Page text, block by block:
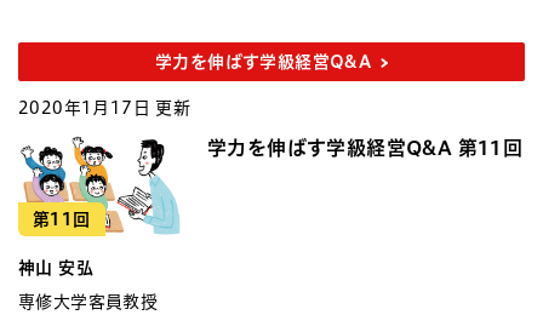
学力を伸ばす学級経営Q&A
2020年1月17日 更新
第11回
学力を伸ばす学級経営Q&A 第11回
神山 安弘
専修大学客員教授